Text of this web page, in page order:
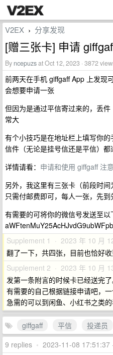
V2EX › 分享发现
[赠三张卡] 申请
By ncepuzsat Oct 12, 2023 · 3872
前两天在手机 giffgaff App 上发现
会想要申请一张
但因为是通过平信寄过来的，丢
常大
有个小技巧是在地址栏上填写你
信件（无论是挂号信还是平信）都
详情请看： 申请和使用 giffgaff 注
另外，我这里有三张卡（前段时
只需付邮费即可，每人一张，先到
有需要的可将你的微信号发送至以
Supplement 1 · 2023 年 10 月
翻了一下，共四张，目前也恰好
Supplement 2 · 2023 年 10 月
发第一条附言的时候卡已经送完了
有需要的自己根据链接申请吧，一
急需的可以到闲鱼、小红书之类的
giffgaff 平信 投递员
9 replies • 2023-11-08 17:51:37